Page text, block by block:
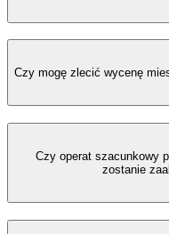
Czy mogę zlecić wycenę
Czy operat szacunkowy
zostanie